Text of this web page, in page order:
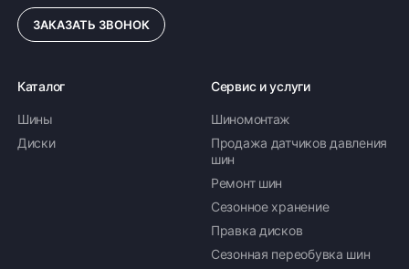
ПОДРОБНЕЕ ОБ ДОСТАВКЕ
Оплата заказа
Возможна картой, наличными при получении,
также доступно оформление кредита и
формирование счёта для Юр.Лица
ЗАКАЗАТЬ ЗВОНОК
Каталог
Шины
Диски
Сервис и услуги
Шиномонтаж
Продажа датчиков давления
шин
Ремонт шин
Сезонное хранение
Правка дисков
Сезонная переобувка шин